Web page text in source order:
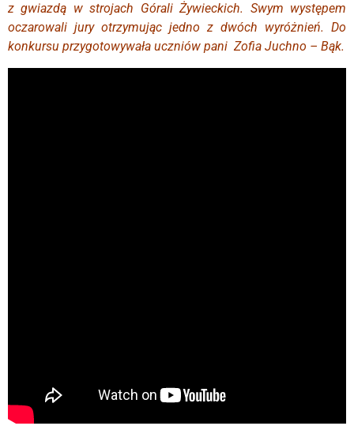
z gwiazdą w strojach Górali Żywieckich. Swym występem
oczarowali jury otrzymując jedno z dwóch wyróżnień. Do
konkursu przygotowywała uczniów pani Zofia Juchno – Bąk.